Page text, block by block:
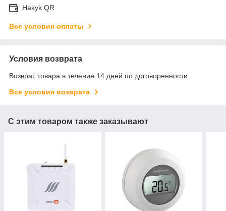
Hakyk QR
Все условия оплаты
Условия возврата
Возврат товара в течение 14 дней по договоренности
Все условия возврата
С этим товаром также заказывают